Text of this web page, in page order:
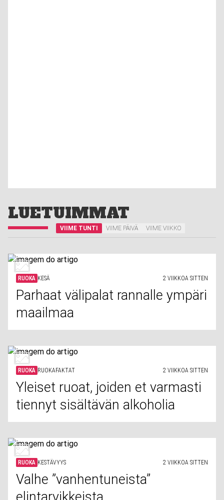
LUETUIMMAT
VIIME TUNTI VIIME PÄIVÄ VIIME VIIKKO
RUOKA KESÄ 2 VIIKKOA SITTEN
Parhaat välipalat rannalle ympäri
maailmaa
RUOKA RUOKAFAKTAT 2 VIIKKOA SITTEN
Yleiset ruoat, joiden et varmasti
tiennyt sisältävän alkoholia
RUOKA KESTÄVYYS 2 VIIKKOA SITTEN
Valhe ”vanhentuneista”